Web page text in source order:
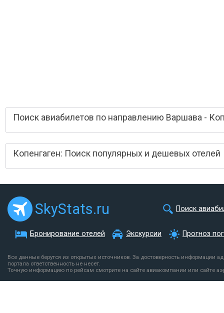
Поиск авиабилетов по направлению Варшава -
Копенгаген: Поиск популярных и дешевых отелей
SkyStats.ru Поиск
Бронирование отелей Экскурсии Прогноз
Все данные берутся из открытых источников. За достоверность информации
портала ответственность не несет.
Точную информацию по рейсам смотрите на сайте авиакомпании или сайте